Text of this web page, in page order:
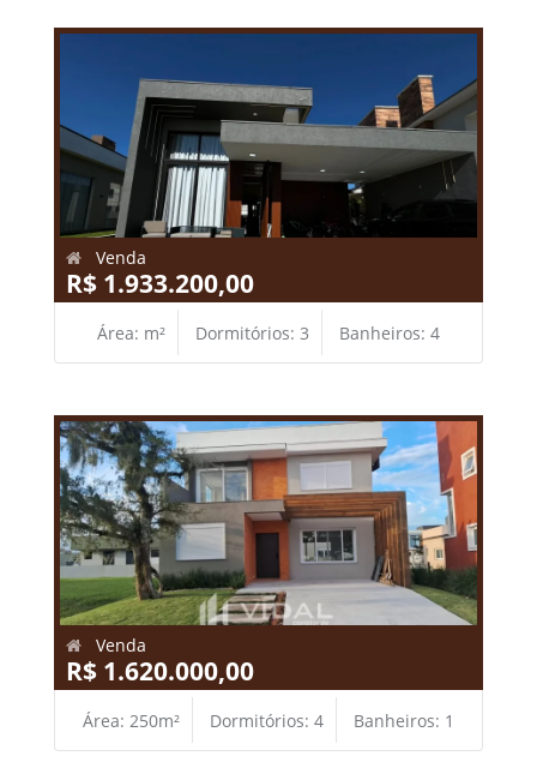
Venda
R$ 1.933.200,00
Área: m² Dormitórios: 3 Banheiros: 4
Venda
R$ 1.620.000,00
Área: 250m² Dormitórios: 4 Banheiros: 1